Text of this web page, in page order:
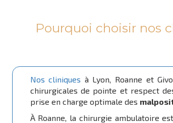
Pourquoi choisir nos
Nos cliniques à Lyon, Roanne et
chirurgicales de pointe et respect
prise en charge optimale des
À Roanne, la chirurgie ambulatoire